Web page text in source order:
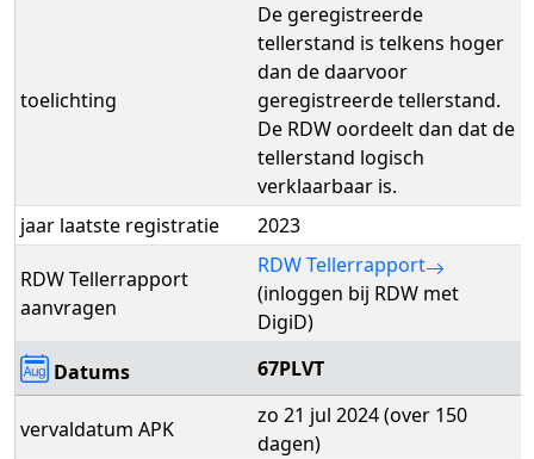
toelichting
De geregistreerde
tellerstand is telkens hoger
dan de daarvoor
geregistreerde tellerstand.
De RDW oordeelt dan dat de
tellerstand logisch
verklaarbaar is.
jaar laatste registratie
2023
RDW Tellerrapport
aanvragen
RDW Tellerrapport
(inloggen bij RDW met
DigiD)
Datums
67PLVT
vervaldatum APK
zo 21 jul 2024 (over 150
dagen)